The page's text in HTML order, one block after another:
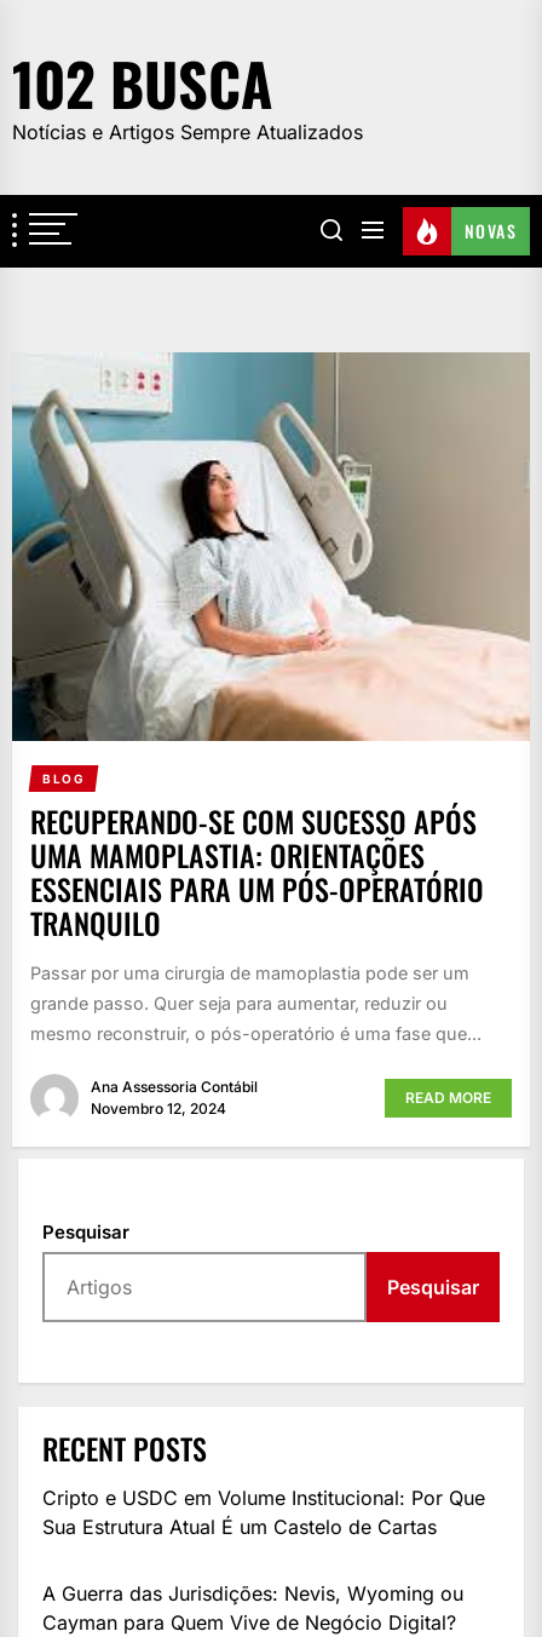
the
content
102 BUSCA
Notícias e Artigos Sempre Atualizados
NOVAS
BLOG
RECUPERANDO-SE COM SUCESSO APÓS
UMA MAMOPLASTIA: ORIENTAÇÕES
ESSENCIAIS PARA UM PÓS-OPERATÓRIO
TRANQUILO
Passar por uma cirurgia de mamoplastia pode ser um
grande passo. Quer seja para aumentar, reduzir ou
mesmo reconstruir, o pós-operatório é uma fase que...
Ana Assessoria Contábil
Novembro 12, 2024
READ MORE
Pesquisar
Pesquisar
RECENT POSTS
Cripto e USDC em Volume Institucional: Por Que
Sua Estrutura Atual É um Castelo de Cartas
A Guerra das Jurisdições: Nevis, Wyoming ou
Cayman para Quem Vive de Negócio Digital?